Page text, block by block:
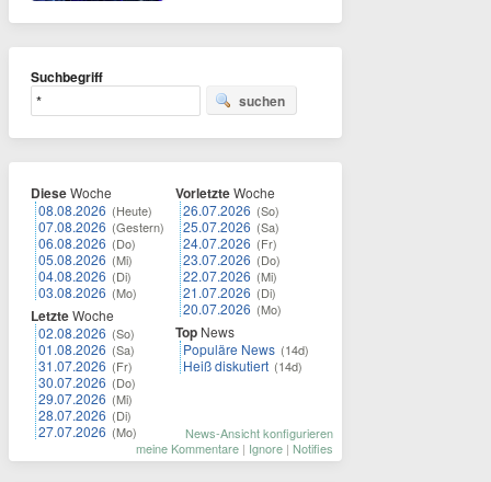
Suchbegriff
suchen
DieseWoche
08.08.2026 (Heute)
07.08.2026 (Gestern)
06.08.2026 (Do)
05.08.2026 (Mi)
04.08.2026 (Di)
03.08.2026 (Mo)
LetzteWoche
02.08.2026 (So)
01.08.2026 (Sa)
31.07.2026 (Fr)
30.07.2026 (Do)
29.07.2026 (Mi)
28.07.2026 (Di)
27.07.2026 (Mo)
VorletzteWoche
26.07.2026 (So)
25.07.2026 (Sa)
24.07.2026 (Fr)
23.07.2026 (Do)
22.07.2026 (Mi)
21.07.2026 (Di)
20.07.2026 (Mo)
Top News
Populäre News (14d)
Heiß diskutiert (14d)
News-Ansicht konfigurieren
meine Kommentare | Ignore | Notifies